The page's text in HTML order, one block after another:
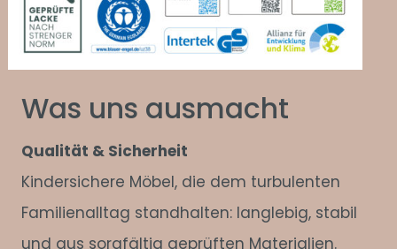
Was uns ausmacht
Qualität & Sicherheit
Kindersichere Möbel, die dem turbulenten
Familienalltag standhalten: langlebig, stabil
und aus sorgfältig geprüften Materialien.